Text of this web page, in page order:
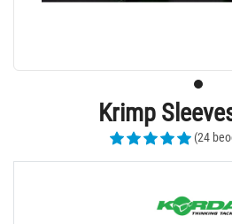
Krimp
(24